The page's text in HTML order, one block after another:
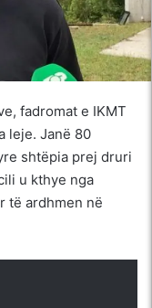
fadromat e IKMT
leje. Janë 80
shtëpia prej druri
u kthye nga
të ardhmen në